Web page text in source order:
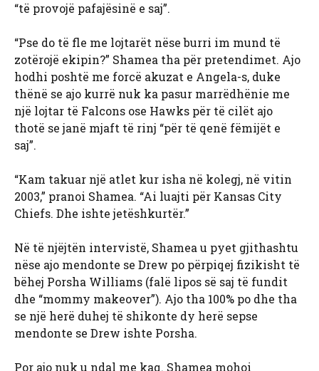
“të provojë pafajësinë e saj”.
“Pse do të fle me lojtarët nëse burri im mund të
zotërojë ekipin?” Shamea tha për pretendimet. Ajo
hodhi poshtë me forcë akuzat e Angela-s, duke
thënë se ajo kurrë nuk ka pasur marrëdhënie me
një lojtar të Falcons ose Hawks për të cilët ajo
thotë se janë mjaft të rinj “për të qenë fëmijët e
saj”.
“Kam takuar një atlet kur isha në kolegj, në vitin
2003,” pranoi Shamea. “Ai luajti për Kansas City
Chiefs. Dhe ishte jetëshkurtër.”
Në të njëjtën intervistë, Shamea u pyet gjithashtu
nëse ajo mendonte se Drew po përpiqej fizikisht të
bëhej Porsha Williams (falë lipos së saj të fundit
dhe “mommy makeover”). Ajo tha 100% po dhe tha
se një herë duhej të shikonte dy herë sepse
mendonte se Drew ishte Porsha.
Por ajo nuk u ndal me kaq. Shamea mohoi